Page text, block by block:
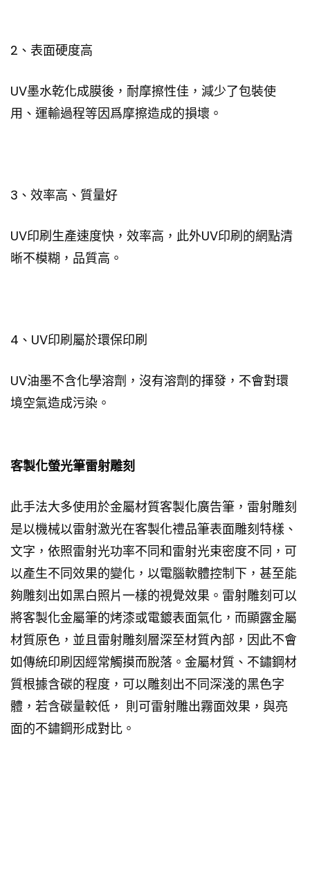
2、表面硬度高
UV墨水乾化成膜後，耐摩擦性佳，減少了包裝使
用、運輸過程等因爲摩擦造成的損壞。
3、效率高、質量好
UV印刷生產速度快，效率高，此外UV印刷的網點清
晰不模糊，品質高。
4、UV印刷屬於環保印刷
UV油墨不含化學溶劑，沒有溶劑的揮發，不會對環
境空氣造成污染。
客製化螢光筆雷射雕刻
此手法大多使用於金屬材質客製化廣告筆，雷射雕刻
是以機械以雷射激光在客製化禮品筆表面雕刻特樣、
文字，依照雷射光功率不同和雷射光束密度不同，可
以產生不同效果的變化，以電腦軟體控制下，甚至能
夠雕刻出如黑白照片一樣的視覺效果。雷射雕刻可以
將客製化金屬筆的烤漆或電鍍表面氣化，而顯露金屬
材質原色，並且雷射雕刻層深至材質內部，因此不會
如傳統印刷因經常觸摸而脫落。金屬材質、不鏽鋼材
質根據含碳的程度，可以雕刻出不同深淺的黑色字
體，若含碳量較低， 則可雷射雕出霧面效果，與亮
面的不鏽鋼形成對比。